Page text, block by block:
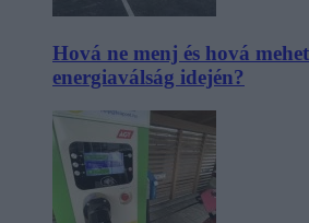
Hová ne menj és hová
energiaválság idején?